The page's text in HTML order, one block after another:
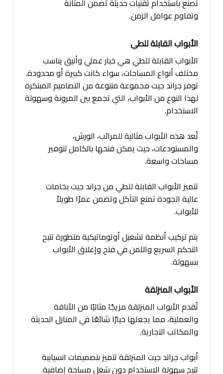
وتقاوم عوامل الزمن.
الأبواب القابلة للطي
الأبواب القابلة للطي هي خيار عملي وأنيق يناسب
مختلف أنواع المساحات، سواء كانت كبيرة أو محدودة.
توفر جراند جيت مجموعة متنوعة من التصاميم المبتكرة
لهذا النوع من الأبواب، التي تجمع بين المرونة وسهولة
الاستخدام.
تُعد هذه الأبواب مثالية للمرائب، الورش،
والمستودعات، حيث يمكن فتحها بالكامل لتوفير
مساحات واسعة.
تتميز الأبواب القابلة للطي من جراند جيت بخامات
عالية الجودة تمنع التآكل وتضمن عمرًا طويلاً
للأبواب.
يتم تركيب أنظمة تشغيل أوتوماتيكية متطورة تتيح
التحكم السريع والآمن في فتح وإغلاق الأبواب
بسهولة.
الأبواب المنزلقة
تُقدم الأبواب المنزلقة مزيجًا مثاليًا من الأناقة
والعملية، مما يجعلها خيارًا شائعًا في المنازل الحديثة
والمكاتب التجارية.
أبواب جراند جيت المنزلقة تتميز بتصميمات انسيابية
تتيح سهولة الاستخدام دون شغل مساحة إضافية.